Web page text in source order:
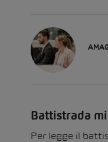
Battistrada
Per leggeil